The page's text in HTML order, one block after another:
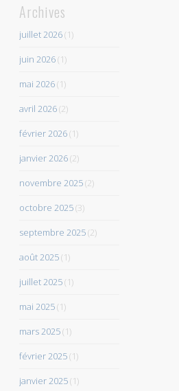
Archives
juillet 2026(1)
juin 2026(1)
mai 2026(1)
avril 2026(2)
février 2026(1)
janvier 2026(2)
novembre 2025(2)
octobre 2025(3)
septembre 2025(2)
août 2025(1)
juillet 2025(1)
mai 2025(1)
mars 2025(1)
février 2025(1)
janvier 2025(1)